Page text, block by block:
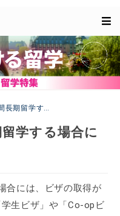
長期留学する場合に必要なビザ
学する場合に
合には、ビザの取得が
生ビザ」や「Co-opビ